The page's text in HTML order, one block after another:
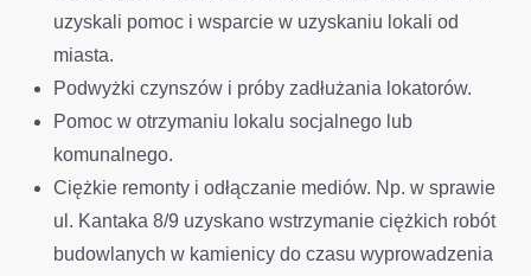
uzyskali pomoc i wsparcie w uzyskaniu lokali od
miasta.
Podwyżki czynszów i próby zadłużania lokatorów.
Pomoc w otrzymaniu lokalu socjalnego lub
komunalnego.
Ciężkie remonty i odłączanie mediów. Np. w sprawie
ul. Kantaka 8/9 uzyskano wstrzymanie ciężkich robót
budowlanych w kamienicy do czasu wyprowadzenia